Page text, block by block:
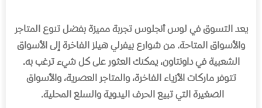
يعد التسوق في لوس أنجلوس تجربة مميزة بفضل تنوع المتاجر
والأسواق المتاحة. من شوارع بيفرلي هيلز الفاخرة إلى الأسواق
الشعبية في داونتاون، يمكنك العثور على كل شيء ترغب به.
تتوفر ماركات الأزياء الفاخرة، والمتاجر العصرية، والأسواق
الصغيرة التي تبيع الحرف اليدوية والسلع المحلية.